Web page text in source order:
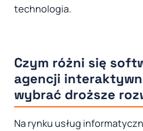
technologia.
Czym różni się
agencji
wybrać droższe
Na rynku usług